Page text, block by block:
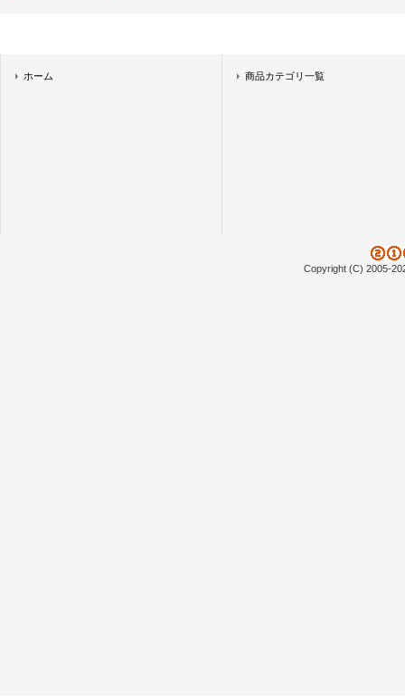
ホーム 商品カテゴリ一覧
Copyright (C) 2005-